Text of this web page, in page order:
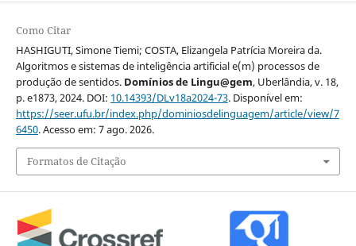
Como Citar
HASHIGUTI, Simone Tiemi; COSTA, Elizangela Patrícia Moreira da.
Algoritmos e sistemas de inteligência artificial e(m) processos de
produção de sentidos. Domínios de Lingu@gem, Uberlândia, v. 18,
p. e1873, 2024. DOI: 10.14393/DLv18a2024-73. Disponível em:
https://seer.ufu.br/index.php/dominiosdelinguagem/article/view/7
6450. Acesso em: 7 ago. 2026.
Formatos de Citação